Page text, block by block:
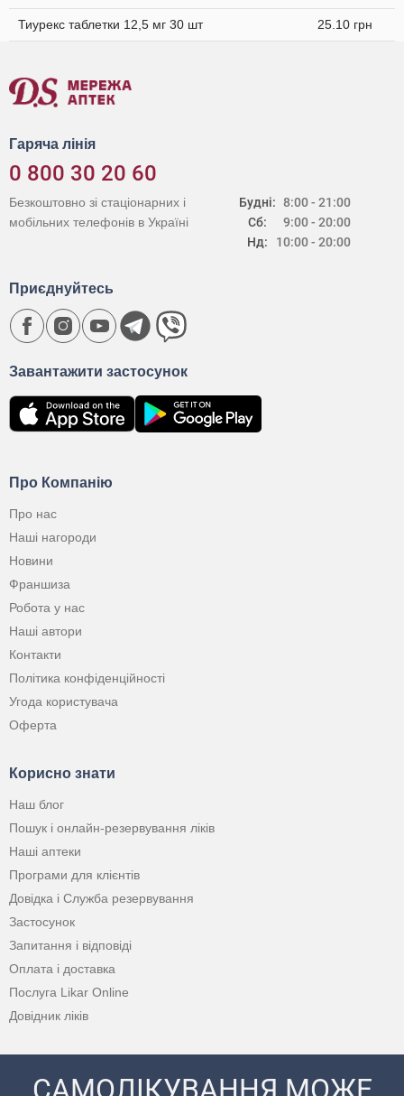
Тиурекс таблетки 12,5 мг 30 шт 25.10 грн
Гаряча лінія
0 800 30 20 60
Будні:
Сб:
Нд:
8:00 - 21:00
9:00 - 20:00
10:00 - 20:00
Безкоштовно зі стаціонарних і
мобільних телефонів в Україні
Про Компанію
Про нас
Наші нагороди
Новини
Франшиза
Робота у нас
Наші автори
Контакти
Політика конфіденційності
Угода користувача
Оферта
Корисно знати
Наш блог
Пошук і онлайн-резервування ліків
Наші аптеки
Програми для клієнтів
Довідка і Служба резервування
Застосунок
Запитання і відповіді
Оплата і доставка
Послуга Likar Online
Довідник ліків
Завантажити застосунок
Приєднуйтесь